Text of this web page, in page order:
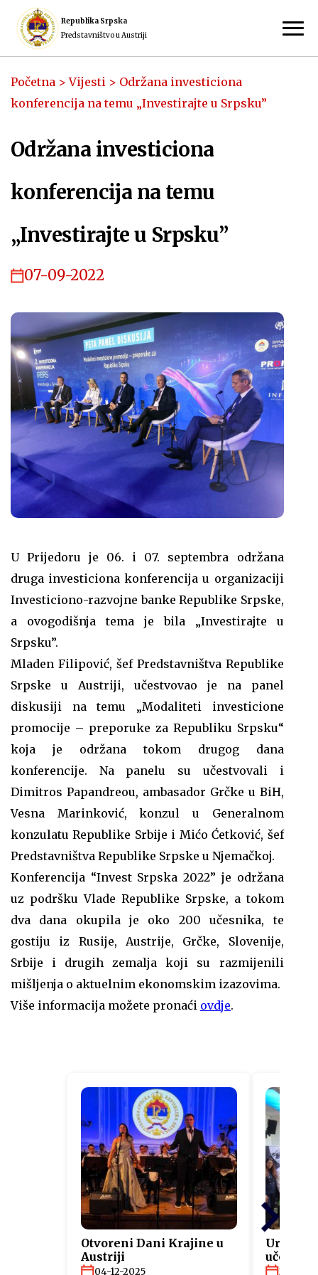
Republika Srpska
Predstavništvo u Austriji
Početna >Vijesti > Održana investiciona
konferencija na temu „Investirajte u Srpsku”
Održana investiciona
konferencija na temu
„Investirajte u Srpsku”
07-09-2022
U Prijedoru je 06. i 07. septembra održana
druga investiciona konferencija u organizaciji
Investiciono-razvojne banke Republike Srpske,
a ovogodišnja tema je bila „Investirajte u
Srpsku”.
Mladen Filipović, šef Predstavništva Republike
Srpske u Austriji, učestvovao je na panel
diskusiji na temu „Modaliteti investicione
promocije – preporuke za Republiku Srpsku“
koja je održana tokom drugog dana
konferencije. Na panelu su učestvovali i
Dimitros Papandreou, ambasador Grčke u BiH,
Vesna Marinković, konzul u Generalnom
konzulatu Republike Srbije i Mićo Ćetković, šef
Predstavništva Republike Srpske u Njemačkoj.
Konferencija “Invest Srpska 2022” je održana
uz podršku Vlade Republike Srpske, a tokom
dva dana okupila je oko 200 učesnika, te
gostiju iz Rusije, Austrije, Grčke, Slovenije,
Srbije i drugih zemalja koji su razmijenili
mišljenja o aktuelnim ekonomskim izazovima.
Više informacija možete pronaći ovdje.
Otvoreni Dani Krajine u
Austriji
04-12-2025 26-11-